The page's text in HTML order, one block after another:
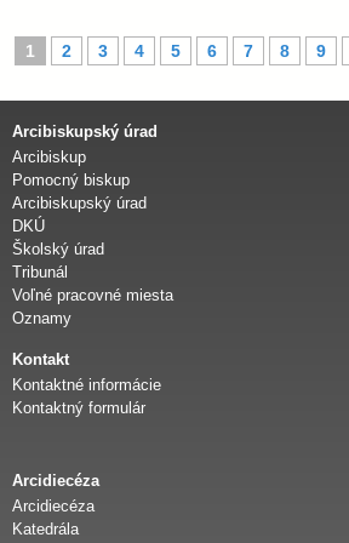
S
t
n
k
y
1 2 3 4 5 6 7 8 9
Arcibiskupský úrad
Arcibiskup
Pomocný biskup
Arcibiskupský úrad
DKÚ
Školský úrad
Tribunál
Voľné pracovné miesta
Oznamy
Kontakt
Kontaktné informácie
Kontaktný formulár
Arcidiecéza
Arcidiecéza
Katedrála